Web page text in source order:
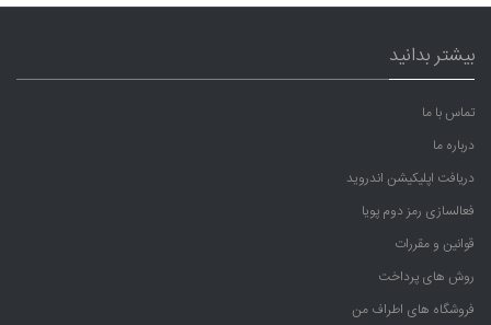
بیشتر بدانید
تماس با ما
درباره ما
دریافت اپلیکیشن اندروید
فعالسازی رمز دوم پویا
قوانین و مقررات
روش های پرداخت
فروشگاه های اطراف من